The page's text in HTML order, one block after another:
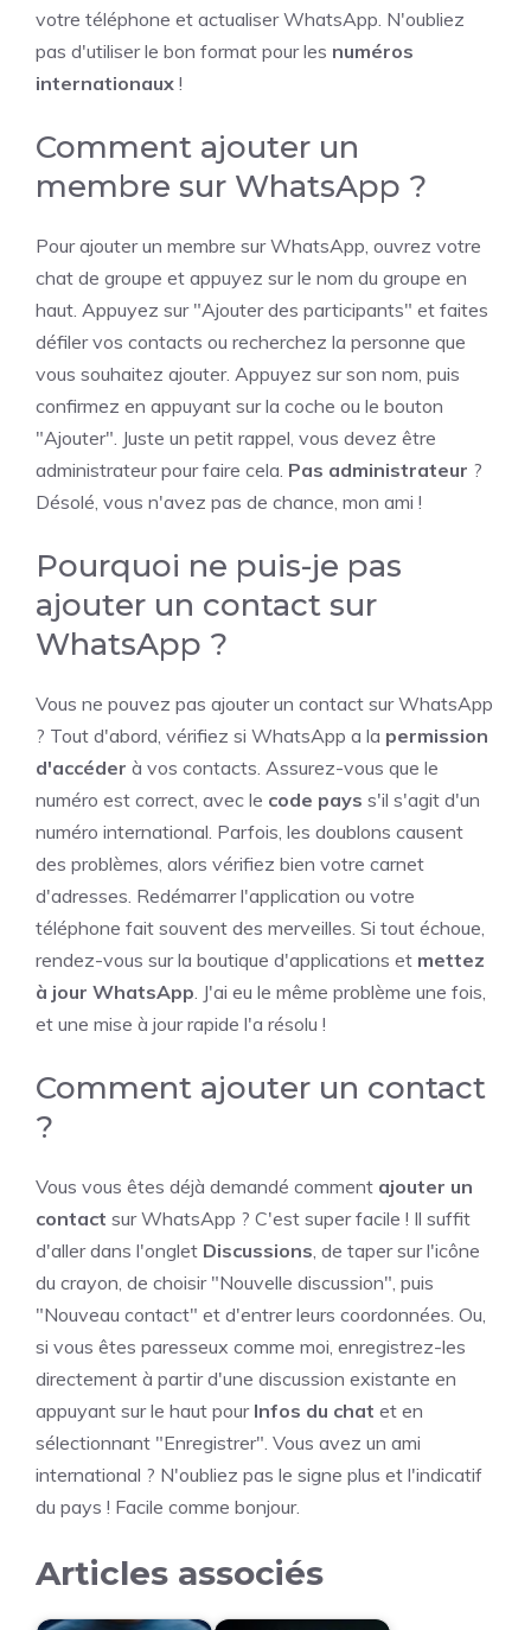
votre téléphone et actualiser WhatsApp. N'oubliez
pas d'utiliser le bon format pour les numéros
internationaux !
Comment ajouter un
membre sur WhatsApp ?
Pour ajouter un membre sur WhatsApp, ouvrez votre
chat de groupe et appuyez sur le nom du groupe en
haut. Appuyez sur "Ajouter des participants" et faites
défiler vos contacts ou recherchez la personne que
vous souhaitez ajouter. Appuyez sur son nom, puis
confirmez en appuyant sur la coche ou le bouton
"Ajouter". Juste un petit rappel, vous devez être
administrateur pour faire cela. Pas administrateur ?
Désolé, vous n'avez pas de chance, mon ami !
Pourquoi ne puis-je pas
ajouter un contact sur
WhatsApp ?
Vous ne pouvez pas ajouter un contact sur WhatsApp
? Tout d'abord, vérifiez si WhatsApp a la permission
d'accéder à vos contacts. Assurez-vous que le
numéro est correct, avec le code pays s'il s'agit d'un
numéro international. Parfois, les doublons causent
des problèmes, alors vérifiez bien votre carnet
d'adresses. Redémarrer l'application ou votre
téléphone fait souvent des merveilles. Si tout échoue,
rendez-vous sur la boutique d'applications et mettez
à jour WhatsApp . J'ai eu le même problème une fois,
et une mise à jour rapide l'a résolu !
Comment ajouter un contact
?
Vous vous êtes déjà demandé comment ajouter un
contact sur WhatsApp ? C'est super facile ! Il suffit
d'aller dans l'onglet Discussions , de taper sur l'icône
du crayon, de choisir "Nouvelle discussion", puis
"Nouveau contact" et d'entrer leurs coordonnées. Ou,
si vous êtes paresseux comme moi, enregistrez-les
directement à partir d'une discussion existante en
appuyant sur le haut pour Infos du chat et en
sélectionnant "Enregistrer". Vous avez un ami
international ? N'oubliez pas le signe plus et l'indicatif
du pays ! Facile comme bonjour.
Articles associés